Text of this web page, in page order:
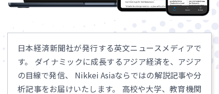
日本経済新聞社が発行する英文ニュースメディアで
す。
ダイナミックに成長するアジア経済を、アジア
の目線で発信、
Nikkei Asiaならではの解説記事や分
析記事をお届けいたします。
高校や大学、教育機関